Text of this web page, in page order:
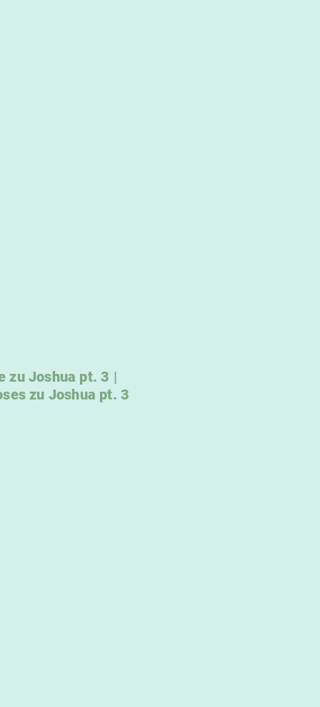
zu Joshua pt. 3 |
zu Joshua pt. 3